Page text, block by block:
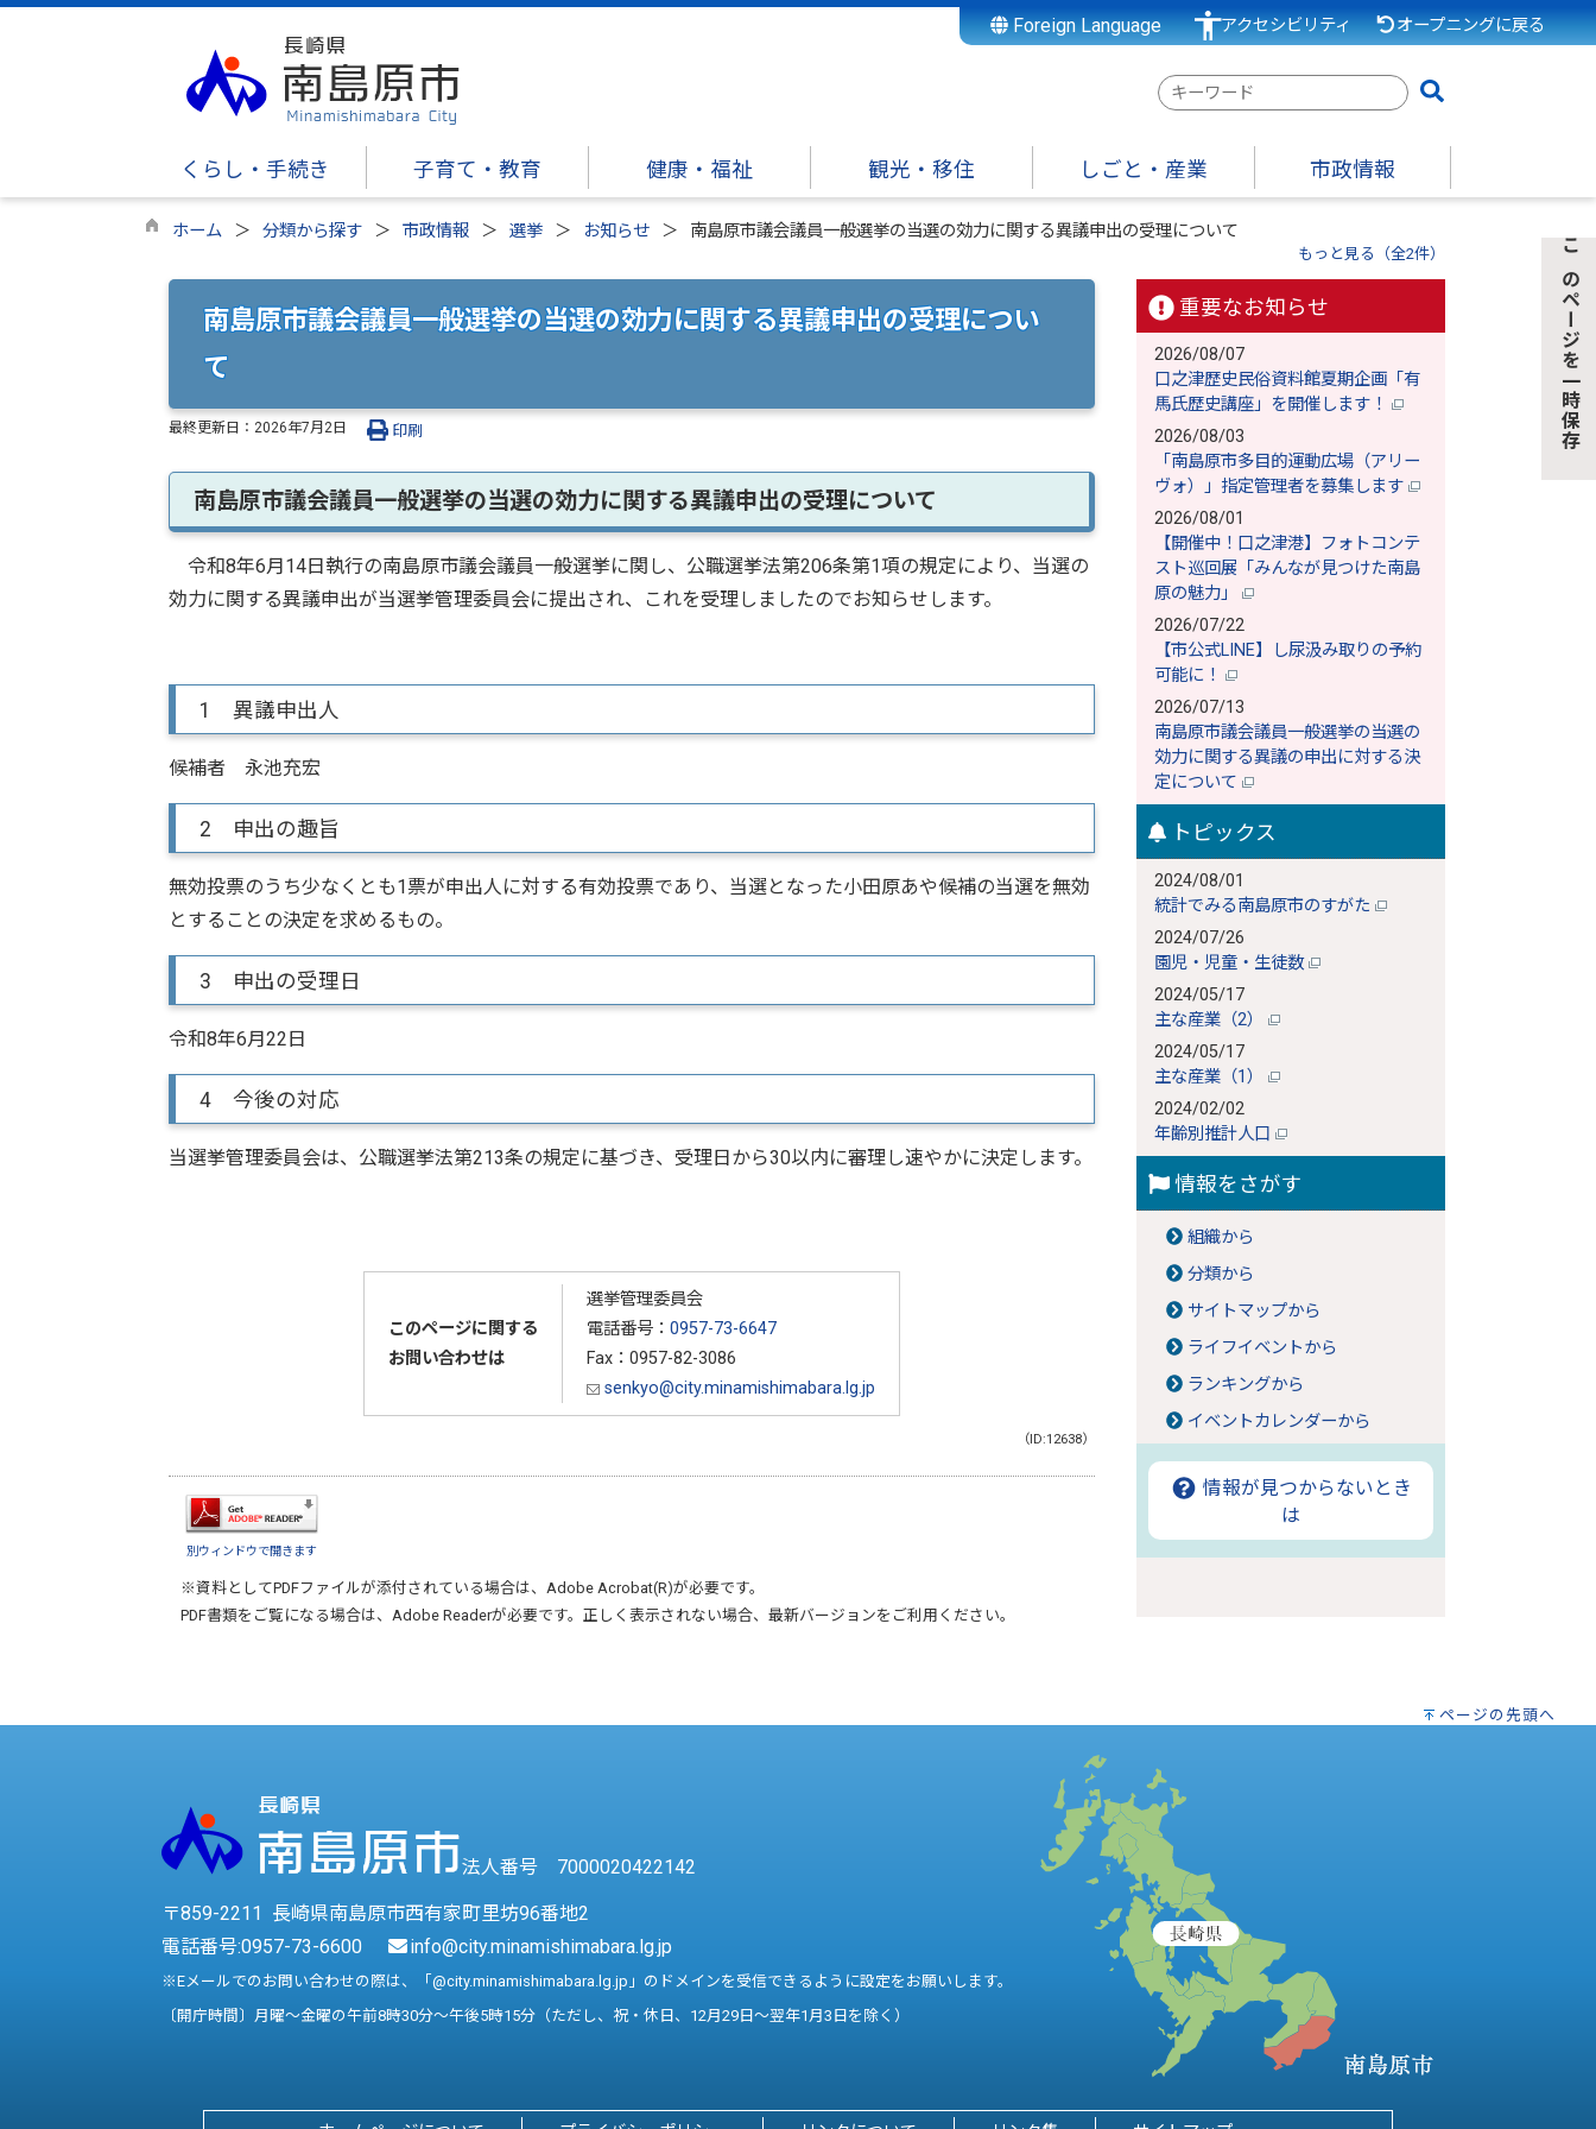
Foreign Language アクセシビリティ オープニングに戻る
検
ー
ワ
ー
くらし・手続き 子育て・教育 健康・福祉 観光・移住 しごと・産業 市政情報
ホーム 分類から探す 市政情報 選挙 お知らせ 南島原市議会議員一般選挙の当選の効力に関する異議申出の受理について
もっと見る（全2件）
南島原市議会議員一般選挙の当選の効力に関する異議申出の受理につい
て
最終更新日： 2026年7月2日 印刷
南島原市議会議員一般選挙の当選の効力に関する異議申出の受理について
令和8年6月14日執行の南島原市議会議員一般選挙に関し、公職選挙法第206条第1項の規定により、当選の
効力に関する異議申出が当選挙管理委員会に提出され、これを受理しましたのでお知らせします。
1 異議申出人
候補者 永池充宏
2 申出の趣旨
無効投票のうち少なくとも1票が申出人に対する有効投票であり、当選となった小田原あや候補の当選を無効
とすることの決定を求めるもの。
3 申出の受理日
令和8年6月22日
4 今後の対応
当選挙管理委員会は、公職選挙法第213条の規定に基づき、受理日から30以内に審理し速やかに決定します。
このページに関する
お問い合わせは
選挙管理委員会
電話番号： 0957-73-6647
Fax：0957-82-3086
senkyo@city.minamishimabara.lg.jp
（ID:12638）
別ウィンドウで開きます
※資料としてPDFファイルが添付されている場合は、 Adobe Acrobat(R)が必要です。
PDF書類をご覧になる場合は、 Adobe Readerが必要です。正しく表示されない場合、最新バージョンをご利用ください。
重要なお知らせ
2026/08/07
口之津歴史民俗資料館夏期企画「有
馬氏歴史講座」を開催します！
2026/08/03
「南島原市多目的運動広場（アリー
ヴォ）」指定管理者を募集します
2026/08/01
【開催中！口之津港】フォトコンテ
スト巡回展「みんなが見つけた南島
原の魅力」
2026/07/22
【市公式LINE】し尿汲み取りの予約
可能に！
2026/07/13
南島原市議会議員一般選挙の当選の
効力に関する異議の申出に対する決
定について
トピックス
2024/08/01
統計でみる南島原市のすがた
2024/07/26
園児・児童・生徒数
2024/05/17
主な産業（2）
2024/05/17
主な産業（1）
2024/02/02
年齢別推計人口
情報をさがす
組織から
分類から
サイトマップから
ライフイベントから
ランキングから
イベントカレンダーから
情報が見つからないとき
は
ページの先頭へ
法人番号 7000020422142
〒859-2211 長崎県南島原市西有家町里坊96番地2
電話番号:0957-73-6600 info@city.minamishimabara.lg.jp
※Eメールでのお問い合わせの際は、「@city.minamishimabara.lg.jp」のドメインを受信できるように設定をお願いします。
〔開庁時間〕月曜～金曜の午前8時30分～午後5時15分（ただし、祝・休日、12月29日～翌年1月3日を除く）
このページを一時保存